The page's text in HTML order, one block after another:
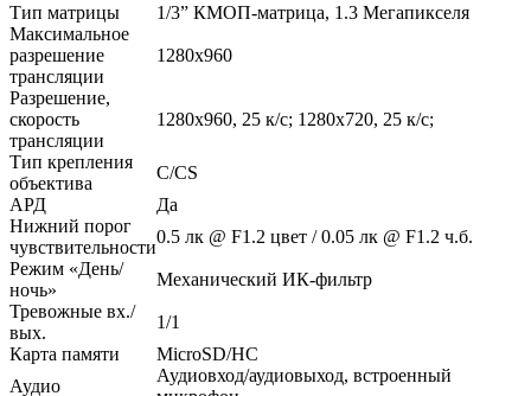
Тип матрицы
1/3” КМОП-матрица, 1.3 Мегапикселя
Максимальное
разрешение
трансляции
1280х960
Разрешение,
скорость
трансляции
1280х960, 25 к/с; 1280х720, 25 к/с;
Тип крепления
объектива
C/CS
АРД
Да
Нижний порог
чувствительности
0.5 лк @ F1.2 цвет / 0.05 лк @ F1.2 ч.б.
Режим «День/
ночь»
Механический ИК-фильтр
Тревожные вх./
вых.
1/1
Карта памяти
MicroSD/HC
Аудио
Аудиовход/аудиовыход, встроенный